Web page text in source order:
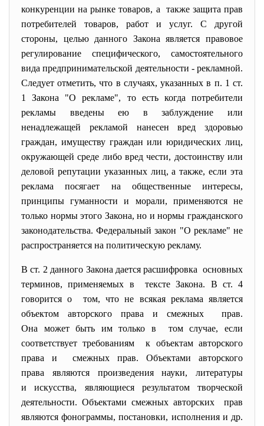
конкуренции на рынке товаров, а также защита прав
потребителей товаров, работ и услуг. С другой
стороны, целью данного Закона является правовое
регулирование специфического, самостоятельного
вида предпринимательской деятельности - рекламной.
Следует отметить, что в случаях, указанных в п. 1 ст.
1 Закона "О рекламе", то есть когда потребители
рекламы введены ею в заблуждение или
ненадлежащей рекламой нанесен вред здоровью
граждан, имуществу граждан или юридических лиц,
окружающей среде либо вред чести, достоинству или
деловой репутации указанных лиц, а также, если эта
реклама посягает на общественные интересы,
принципы гуманности и морали, применяются не
только нормы этого Закона, но и нормы гражданского
законодательства. Федеральный закон "О рекламе" не
распространяется на политическую рекламу.
В ст. 2 данного Закона дается расшифровка основных
терминов, применяемых в тексте Закона. В ст. 4
говорится о том, что не всякая реклама является
объектом авторского права и смежных прав.
Она может быть им только в том случае, если
соответствует требованиям к объектам авторского
права и смежных прав. Объектами авторского
права являются произведения науки, литературы
и искусства, являющиеся результатом творческой
деятельности. Объектами смежных авторских прав
являются фонограммы, постановки, исполнения и др.